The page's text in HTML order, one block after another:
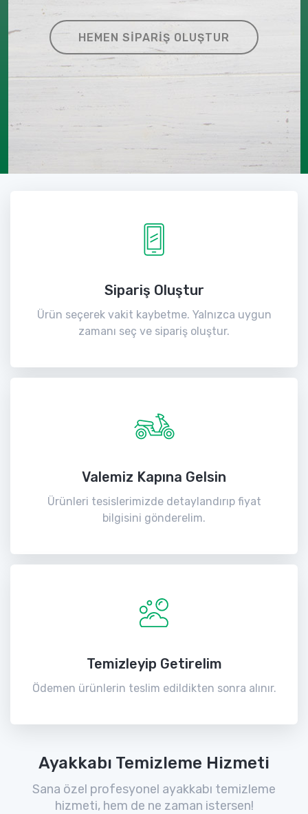
HEMEN SIPARIŞ OLUŞTUR
Sipariş Oluştur
Ürün seçerek vakit kaybetme. Yalnızca uygun
zamanı seç ve sipariş oluştur.
Valemiz Kapına Gelsin
Ürünleri tesislerimizde detaylandırıp fiyat
bilgisini gönderelim.
Temizleyip Getirelim
Ödemen ürünlerin teslim edildikten sonra alınır.
Ayakkabı Temizleme Hizmeti
Sana özel profesyonel ayakkabı temizleme
hizmeti, hem de ne zaman istersen!